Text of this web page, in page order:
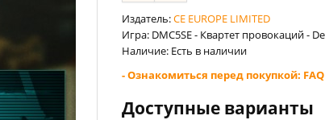
Издатель:CE EUROPE LIMITED
Игра: DMC5SE - Квартет провокаций -
Наличие: Есть в наличии
- Ознакомиться перед покупкой:
Доступные варианты